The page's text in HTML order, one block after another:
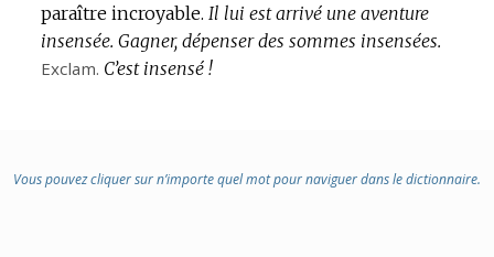
paraître incroyable. Il lui est arrivé une aventure
insensée. Gagner, dépenser des sommes insensées.
Exclam. C’est insensé !
Vous pouvez cliquer sur n’importe quel mot pour naviguer dans le dictionnaire.